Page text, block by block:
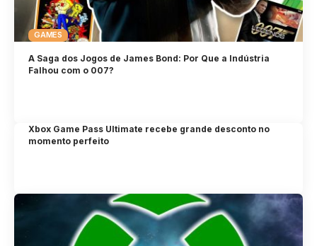
GAMES
A Saga dos Jogos de James Bond: Por Que a Indústria
Falhou com o 007?
Xbox Game Pass Ultimate recebe grande desconto no
momento perfeito